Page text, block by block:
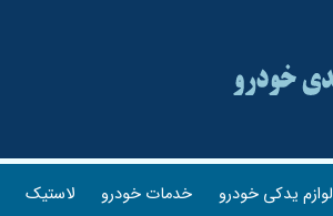
لوازم یدکی خودرو خدمات خودرو لاستیک